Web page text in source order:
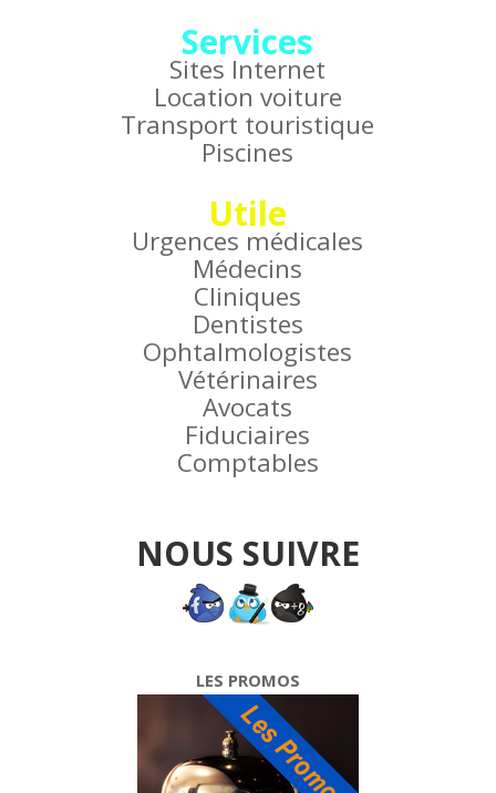
Services
Sites Internet
Location voiture
Transport touristique
Piscines
Utile
Urgences médicales
Médecins
Cliniques
Dentistes
Ophtalmologistes
Vétérinaires
Avocats
Fiduciaires
Comptables
NOUS SUIVRE
LES PROMOS